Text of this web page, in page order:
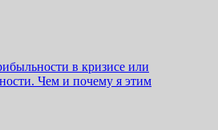
в кризисе или
Чем и почему я этим